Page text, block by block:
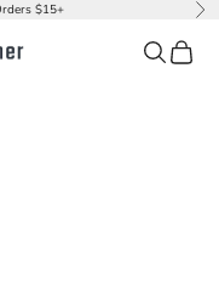
$15+
Search
Cart